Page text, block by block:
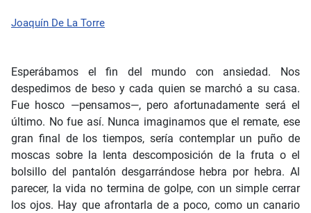
Joaquín De La Torre
Esperábamos el fin del mundo con ansiedad. Nos
despedimos de beso y cada quien se marchó a su casa.
Fue hosco —pensamos—, pero afortunadamente será el
último. No fue así. Nunca imaginamos que el remate, ese
gran final de los tiempos, sería contemplar un puño de
moscas sobre la lenta descomposición de la fruta o el
bolsillo del pantalón desgarrándose hebra por hebra. Al
parecer, la vida no termina de golpe, con un simple cerrar
los ojos. Hay que afrontarla de a poco, como un canario